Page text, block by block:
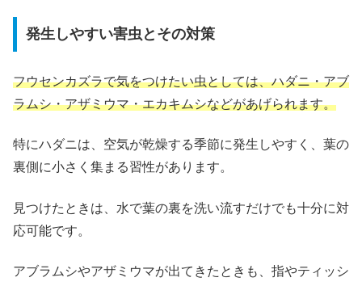
発生しやすい害虫とその対策
フウセンカズラで気をつけたい虫としては、ハダニ・アブ
ラムシ・アザミウマ・エカキムシなどがあげられます。
特にハダニは、空気が乾燥する季節に発生しやすく、葉の
裏側に小さく集まる習性があります。
見つけたときは、水で葉の裏を洗い流すだけでも十分に対
応可能です。
アブラムシやアザミウマが出てきたときも、指やティッシ